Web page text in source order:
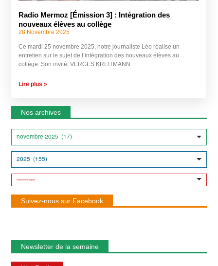
Radio Mermoz [Émission 3] : Intégration des
nouveaux élèves au collège
28 Novembre 2025
Ce mardi 25 novembre 2025, notre journaliste Léo réalise un
entretien sur le sujet de l’intégration des nouveaux élèves au
collège. Son invité, VERGES KREITMANN
Lire plus »
Nos archives
Suivez-nous sur Facebook
Newsletter de la semaine